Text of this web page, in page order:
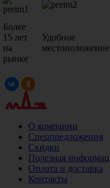
Более
15 лет
на
рынке
Удобное
местоположение
О компании
Спецпредложения
Скидки
Полезная
Оплата и доставка
Контакты